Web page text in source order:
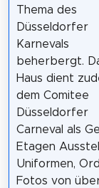
Thema des
Düsseldorfer
Karnevals
beherbergt.
Haus dient
dem Comitee
Düsseldorfer
Carneval als
Etagen
Uniformen,
Fotos von